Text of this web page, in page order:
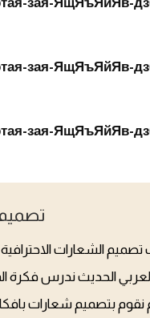
الشعارات
الحديث ندرس
نقوم بتصميم شعارات